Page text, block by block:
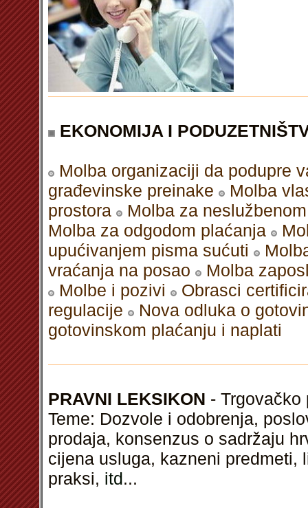
EKONOMIJA I
Molba organizaciji da podupre
građevinske preinake
Molba
prostora
Molba za
Molba za odgodom plaćanja
upućivanjem pisma sućuti
vraćanja na posao
Molba
Molbe i pozivi
Obrasci
regulacije
Nova odluka o
gotovinskom plaćanju i naplati
PRAVNI LEKSIKON - Trgovačko
Teme: Dozvole i odobrenja,
prodaja, konsenzus o sadržaju
cijena usluga, kazneni predmeti,
praksi, itd...